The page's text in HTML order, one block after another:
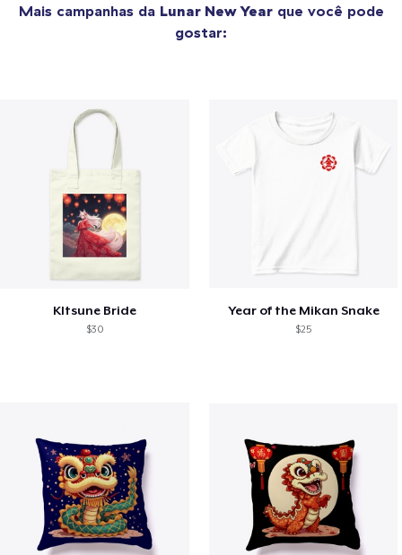
Mais campanhas da Lunar New Yearque você pode
gostar:
KItsune Bride
$30
Year of the Mikan Snake
$25